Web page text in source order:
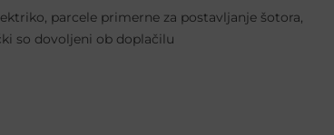
parcele primerne za postavljanje šotora,
so dovoljeni ob doplačilu